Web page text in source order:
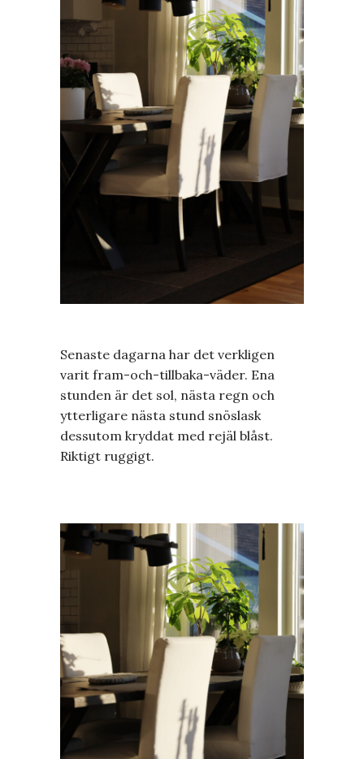
Senaste dagarna har det verkligen
varit fram-och-tillbaka-väder. Ena
stunden är det sol, nästa regn och
ytterligare nästa stund snöslask
dessutom kryddat med rejäl blåst.
Riktigt ruggigt.